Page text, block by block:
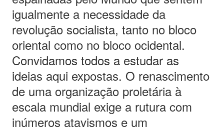
igualmente a necessidade da
revolução socialista, tanto no bloco
oriental como no bloco ocidental.
Convidamos todos a estudar as
ideias aqui expostas. O renascimento
de uma organização proletária à
escala mundial exige a rutura com
inúmeros atavismos e um